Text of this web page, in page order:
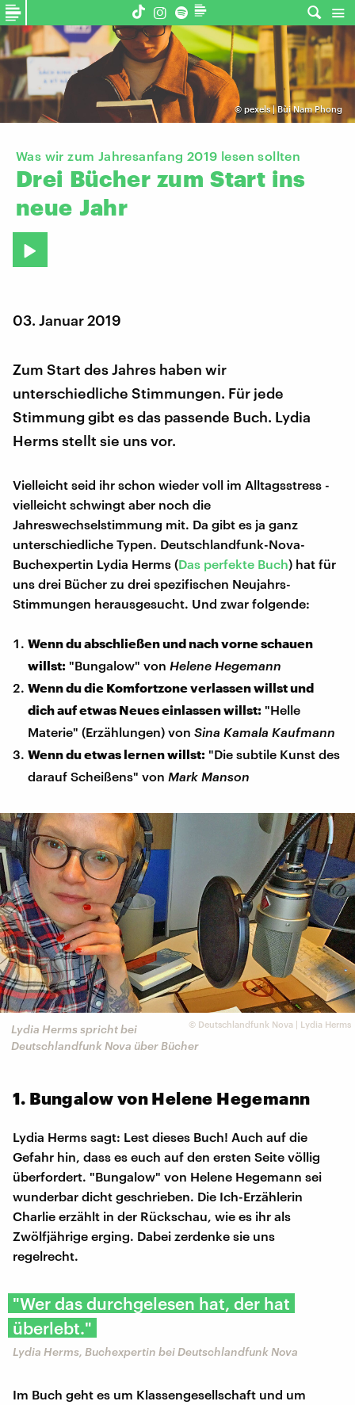
© pexels | Bùi Nam Phong
Was wir zum Jahresanfang 2019 lesen sollten
Drei Bücher zum Start ins
neue Jahr
03. Januar 2019
Zum Start des Jahres haben wir
unterschiedliche Stimmungen. Für jede
Stimmung gibt es das passende Buch. Lydia
Herms stellt sie uns vor.
Vielleicht seid ihr schon wieder voll im Alltagsstress -
vielleicht schwingt aber noch die
Jahreswechselstimmung mit. Da gibt es ja ganz
unterschiedliche Typen. Deutschlandfunk-Nova-
Buchexpertin Lydia Herms (Das perfekte Buch) hat für
uns drei Bücher zu drei spezifischen Neujahrs-
Stimmungen herausgesucht. Und zwar folgende:
Wenn du abschließen und nach vorne schauen
willst: "Bungalow" von Helene Hegemann
Wenn du die Komfortzone verlassen willst und
dich auf etwas Neues einlassen willst: "Helle
Materie" (Erzählungen) vonSina Kamala Kaufmann
Wenn du etwas lernen willst: "Die subtile Kunst des
darauf Scheißens" von Mark Manson
© Deutschlandfunk Nova | Lydia Herms
Lydia Herms spricht bei
Deutschlandfunk Nova über Bücher
1. Bungalow von Helene Hegemann
Lydia Herms sagt: Lest dieses Buch! Auch auf die
Gefahr hin, dass es euch auf den ersten Seite völlig
überfordert. "Bungalow" von Helene Hegemann sei
wunderbar dicht geschrieben. Die Ich-Erzählerin
Charlie erzählt in der Rückschau, wie es ihr als
Zwölfjährige erging. Dabei zerdenke sie uns
regelrecht.
"Wer das durchgelesen hat, der hat
überlebt."
Lydia Herms, Buchexpertin bei Deutschlandfunk Nova
Im Buch geht es um Klassengesellschaft und um